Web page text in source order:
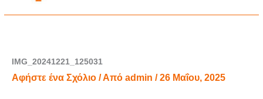
IMG_20241221_125031
Αφήστε ένα Σχόλιο / Από admin /26 Μαΐου, 2025